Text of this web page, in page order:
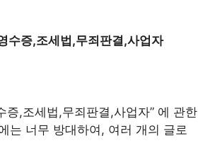
수증,조세법,무죄판결,사업자
증,조세법,무죄판결,사업자” 에 관한
는 너무 방대하여, 여러 개의 글로